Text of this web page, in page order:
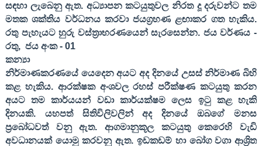
සඳහා ලැබෙනු ඇත. අධ්‍යාපන කටයුතුවල නිරත දූ දරුවන්ට තම
මතක ශක්තිය වර්ධනය කරවා ජයග්‍රහණ ළඟාකර ගත හැකිය.
රතු පැහැයට හුරු වස්ත්‍රාභරණයෙන් සැරසෙන්න. ජය වර්ණය -
රතු, ජය අංක - 01
කන්‍යා
නිර්මාණකරණයේ යෙදෙන අයට අද දිනයේ උසස් නිර්මාණ බිහි
කළ හැකිය. ආරක්ෂක අංශවල රහස් පරීක්ෂණ කටයුතු කරන
අයට තම කාර්යයන් වඩා කාර්යක්ෂම ලෙස ඉටු කළ හැකි
දිනයකි. යහපත් සිතිවිලිවලින් අද දිනයේ ඔබගේ මනස
ප්‍රබෝධවත් වනු ඇත. ආගමානුකූල කටයුතු කෙරෙහි වැඩි
අවධානයක් යොමු කරවනු ඇත. ඉඩකඩම් හා බෝග වගා ආශ්‍රිත